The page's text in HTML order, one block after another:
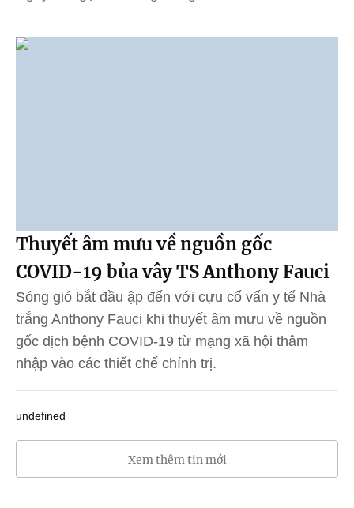
Thuyết âm mưu về nguồn gốc
COVID-19 bủa vây TS Anthony Fauci
Sóng gió bắt đầu ập đến với cựu cố vấn y tế Nhà
trắng Anthony Fauci khi thuyết âm mưu về nguồn
gốc dịch bệnh COVID-19 từ mạng xã hội thâm
nhập vào các thiết chế chính trị.
undefined
Xem thêm tin mới